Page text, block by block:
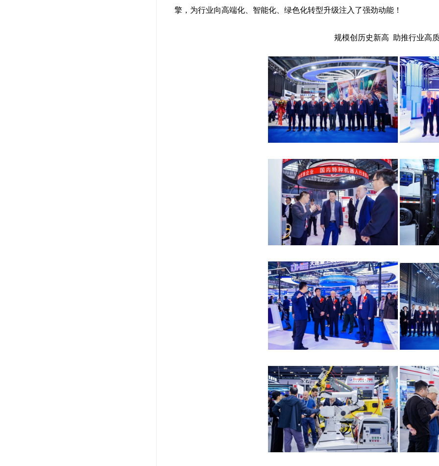
擎，为行业向高端化、智能化、绿色化转型升级注入了强劲动能！
规模创历史新高 助推行业高